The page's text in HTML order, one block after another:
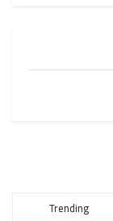
Trending